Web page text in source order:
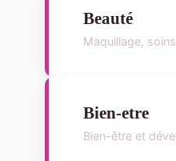
Beauté
Maquillage,
Bien-etre
Bien-être et